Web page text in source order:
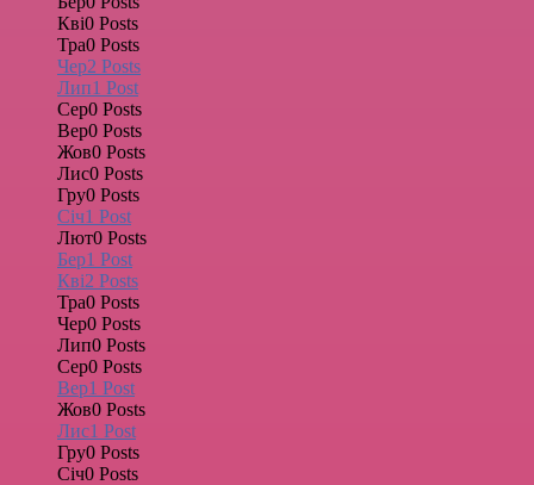
Кві0 Posts
Тра0 Posts
Чер2 Posts
Лип1 Post
Сер0 Posts
Вер0 Posts
Жов0 Posts
Лис0 Posts
Гру0 Posts
Січ1 Post
Лют0 Posts
Бер1 Post
Кві2 Posts
Тра0 Posts
Чер0 Posts
Лип0 Posts
Сер0 Posts
Вер1 Post
Жов0 Posts
Лис1 Post
Гру0 Posts
Січ0 Posts